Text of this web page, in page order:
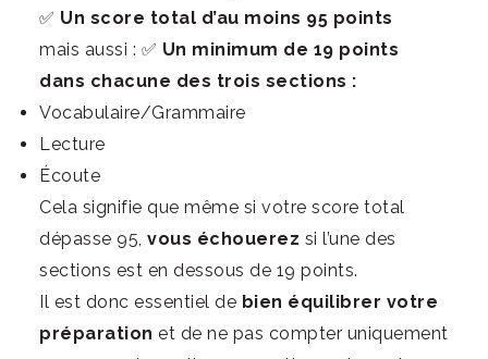
✅ Un score total d’au moins 95 points
mais aussi : ✅ Un minimum de 19 points
dans chacune des trois sections :
Vocabulaire/Grammaire
Lecture
Écoute
Cela signifie que même si votre score total
dépasse 95, vous échouerez si l’une des
sections est en dessous de 19 points.
Il est donc essentiel de bien équilibrer votre
préparation et de ne pas compter uniquement